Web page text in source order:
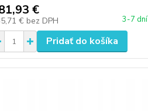
€
€ bez DPH 3-7 dní
Pridať do košíka